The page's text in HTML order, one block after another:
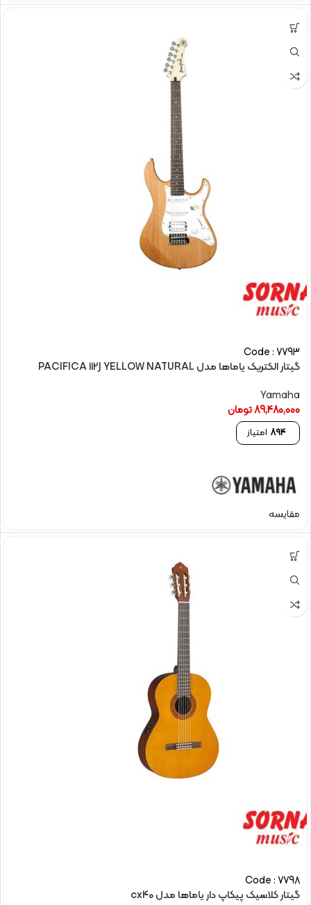
Code : 7793
گیتار الکتریک یاماها مدل PACIFICA 112J YELLOW NATURAL
Yamaha
89,480,000تومان
894 امتیاز
مقایسه
Code : 7798
گیتار کلاسیک پیکاپ دار یاماها مدل cx40